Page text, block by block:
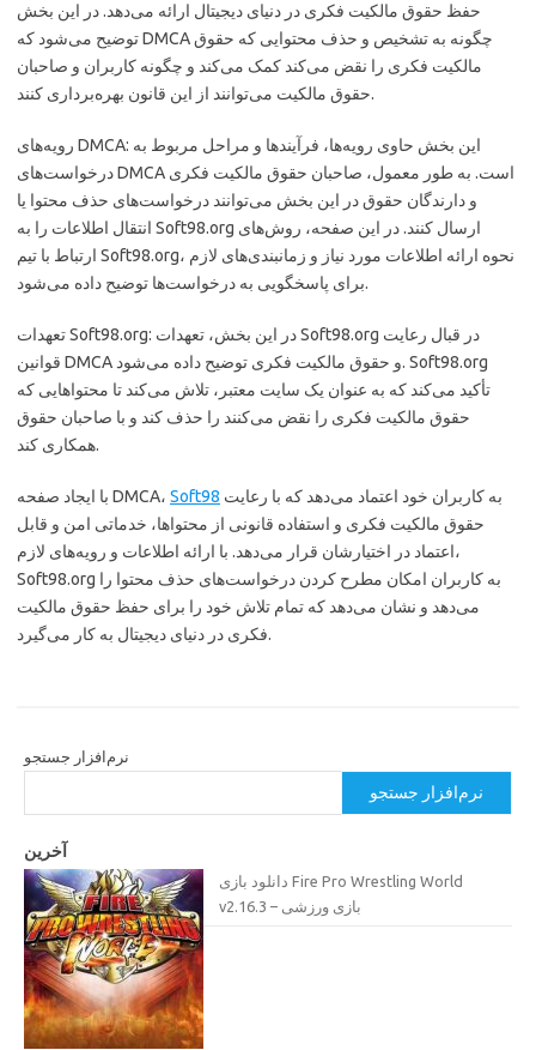
حفظ حقوق مالکیت فکری در دنیای دیجیتال ارائه می‌دهد. در این بخش
توضیح می‌شود که DMCA چگونه به تشخیص و حذف محتوایی که حقوق
مالکیت فکری را نقض می‌کند کمک می‌کند و چگونه کاربران و صاحبان
حقوق مالکیت می‌توانند از این قانون بهره‌برداری کنند.
رویه‌های DMCA: این بخش حاوی رویه‌ها، فرآیندها و مراحل مربوط به
درخواست‌های DMCA است. به طور معمول، صاحبان حقوق مالکیت فکری
و دارندگان حقوق در این بخش می‌توانند درخواست‌های حذف محتوا یا
انتقال اطلاعات را به Soft98.org ارسال کنند. در این صفحه، روش‌های
ارتباط با تیم Soft98.org، نحوه ارائه اطلاعات مورد نیاز و زمانبندی‌های لازم
برای پاسخگویی به درخواست‌ها توضیح داده می‌شود.
تعهدات Soft98.org: در این بخش، تعهدات Soft98.org در قبال رعایت
قوانین DMCA و حقوق مالکیت فکری توضیح داده می‌شود. Soft98.org
تأکید می‌کند که به عنوان یک سایت معتبر، تلاش می‌کند تا محتواهایی که
حقوق مالکیت فکری را نقض می‌کنند را حذف کند و با صاحبان حقوق
همکاری کند.
با ایجاد صفحه DMCA، Soft98
حقوق مالکیت فکری و استفاده قانونی از محتواها، خدماتی امن و قابل
اعتماد در اختیارشان قرار می‌دهد. با ارائه اطلاعات و رویه‌های لازم،
Soft98.org به کاربران امکان مطرح کردن درخواست‌های حذف محتوا را
می‌دهد و نشان می‌دهد که تمام تلاش خود را برای حفظ حقوق مالکیت
فکری در دنیای دیجیتال به کار می‌گیرد.
نرم‌افزار جستجو
نرم‌افزار جستجو
آخرین
دانلود بازی Fire Pro Wrestling World
v2.16.3 – بازی ورزشی